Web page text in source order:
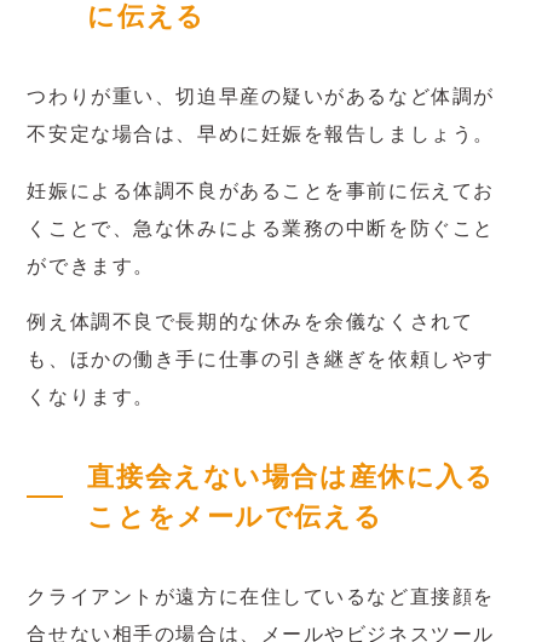
に伝える
つわりが重い、切迫早産の疑いがあるなど体調が
不安定な場合は、早めに妊娠を報告しましょう。
妊娠による体調不良があることを事前に伝えてお
くことで、急な休みによる業務の中断を防ぐこと
ができます。
例え体調不良で長期的な休みを余儀なくされて
も、ほかの働き手に仕事の引き継ぎを依頼しやす
くなります。
直接会えない場合は産休に入る
ことをメールで伝える
クライアントが遠方に在住しているなど直接顔を
合せない相手の場合は、メールやビジネスツール